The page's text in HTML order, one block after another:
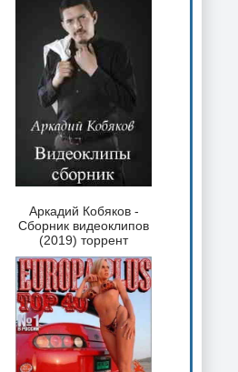
Аркадий Кобяков -
Сборник видеоклипов
(2019) торрент